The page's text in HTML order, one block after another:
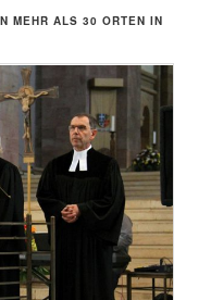
MEHR ALS 30 ORTEN IN